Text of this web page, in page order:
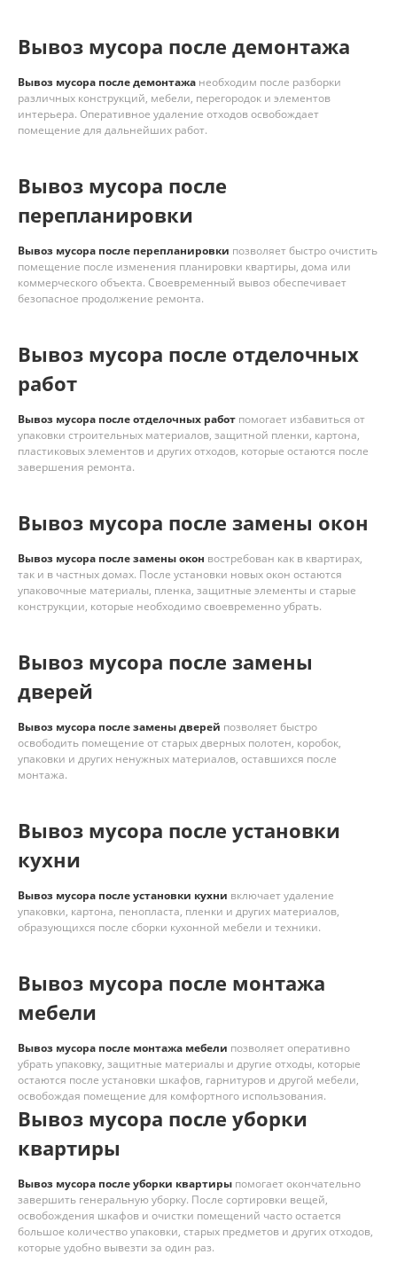
Вывоз мусора после демонтажа
Вывоз мусора после демонтажа необходим после разборки
различных конструкций, мебели, перегородок и элементов
интерьера. Оперативное удаление отходов освобождает
помещение для дальнейших работ.
Вывоз мусора после
перепланировки
Вывоз мусора после перепланировки позволяет быстро очистить
помещение после изменения планировки квартиры, дома или
коммерческого объекта. Своевременный вывоз обеспечивает
безопасное продолжение ремонта.
Вывоз мусора после отделочных
работ
Вывоз мусора после отделочных работ помогает избавиться от
упаковки строительных материалов, защитной пленки, картона,
пластиковых элементов и других отходов, которые остаются после
завершения ремонта.
Вывоз мусора после замены окон
Вывоз мусора после замены окон востребован как в квартирах,
так и в частных домах. После установки новых окон остаются
упаковочные материалы, пленка, защитные элементы и старые
конструкции, которые необходимо своевременно убрать.
Вывоз мусора после замены
дверей
Вывоз мусора после замены дверей позволяет быстро
освободить помещение от старых дверных полотен, коробок,
упаковки и других ненужных материалов, оставшихся после
монтажа.
Вывоз мусора после установки
кухни
Вывоз мусора после установки кухни включает удаление
упаковки, картона, пенопласта, пленки и других материалов,
образующихся после сборки кухонной мебели и техники.
Вывоз мусора после монтажа
мебели
Вывоз мусора после монтажа мебели позволяет оперативно
убрать упаковку, защитные материалы и другие отходы, которые
остаются после установки шкафов, гарнитуров и другой мебели,
освобождая помещение для комфортного использования.
Вывоз мусора после уборки
квартиры
Вывоз мусора после уборки квартиры помогает окончательно
завершить генеральную уборку. После сортировки вещей,
освобождения шкафов и очистки помещений часто остается
большое количество упаковки, старых предметов и других отходов,
которые удобно вывезти за один раз.